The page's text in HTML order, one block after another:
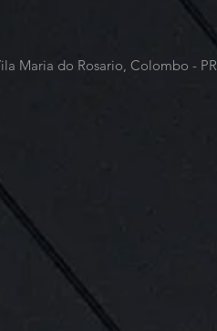
Maria do Rosario, Colombo - PR